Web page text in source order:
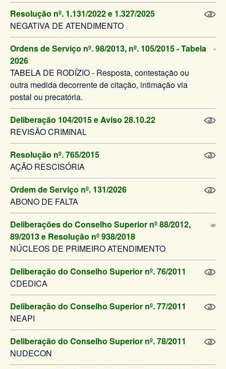
Resolução nº. 1.131/2022 e 1.327/2025
NEGATIVA DE ATENDIMENTO
Ordens de Serviço nº. 98/2013, nº. 105/2015 - Tabela
2026
TABELA DE RODÍZIO - Resposta, contestação ou
outra medida decorrente de citação, intimação via
postal ou precatória.
Deliberação 104/2015 e Aviso 28.10.22
REVISÃO CRIMINAL
Resolução nº. 765/2015
AÇÃO RESCISÓRIA
Ordem de Serviço nº. 131/2026
ABONO DE FALTA
Deliberações do Conselho Superior nº 88/2012,
89/2013 e Resolução nº 938/2018
NÚCLEOS DE PRIMEIRO ATENDIMENTO
Deliberação do Conselho Superior nº. 76/2011
CDEDICA
Deliberação do Conselho Superior nº. 77/2011
NEAPI
Deliberação do Conselho Superior nº. 78/2011
NUDECON